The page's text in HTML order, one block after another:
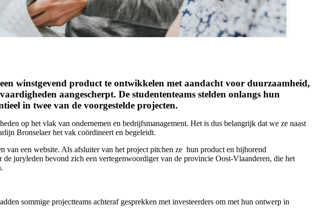
winstgevend product te ontwikkelen met aandacht voor duurzaamheid,
aangescherpt. De studententeams stelden onlangs hun
in twee van de voorgestelde projecten.
op het vlak van ondernemen en bedrijfsmanagement. Het is dus belangrijk dat we ze naast
Bronselaer het vak coördineert en begeleidt.
van een website. Als afsluiter van het project pitchen ze hun product en bijhorend
juryleden bevond zich een vertegenwoordiger van de provincie Oost-Vlaanderen, die het
sommige projectteams achteraf gesprekken met investeerders om met hun ontwerp in